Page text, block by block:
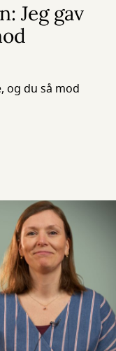
Jeg gav
og du så mod